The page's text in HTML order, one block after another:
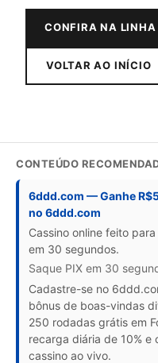
CONFIRA NA LINHA
VOLTAR AO INÍCIO
CONTEÚDO
6ddd.com — Ganhe
no 6ddd.com
Cassino online feito
em 30 segundos.
Saque PIX em 30
Cadastre-se no
bônus de boas-vindas
250 rodadas grátis em
recarga diária de 10% e
cassino ao vivo.